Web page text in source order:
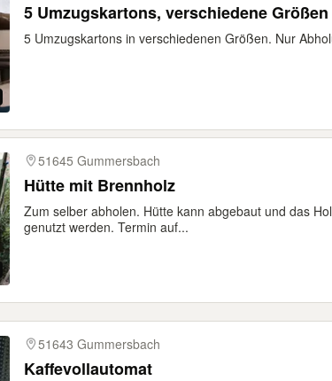
5 Umzugskartons, verschiedene Größen
5 Umzugskartons in verschiedenen Größen. Nur
51645 Gummersbach
Hütte mit Brennholz
Zum selber abholen. Hütte kann abgebaut und das
genutzt werden. Termin auf...
51643 Gummersbach
Kaffevollautomat